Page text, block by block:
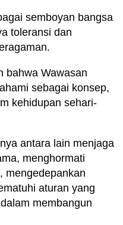
semboyan bangsa
toleransi dan
bahwa Wawasan
sebagai konsep,
kehidupan sehari-
antara lain menjaga
menghormati
mengedepankan
aturan yang
membangun